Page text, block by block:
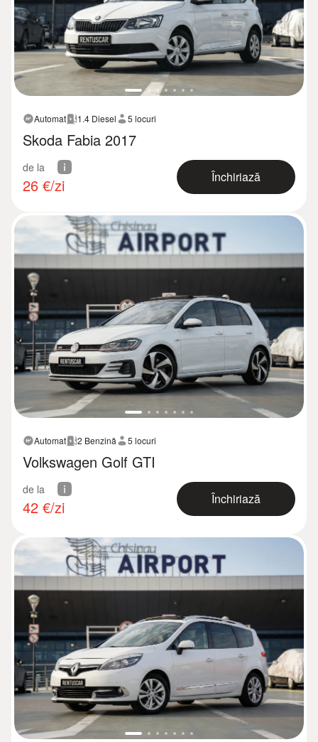
Automat 1.4 Diesel 5 locuri
Skoda Fabia 2017
de la
26 €/zi Închiriază
Automat 2 Benzină 5 locuri
Volkswagen Golf GTI
de la
42 €/zi Închiriază